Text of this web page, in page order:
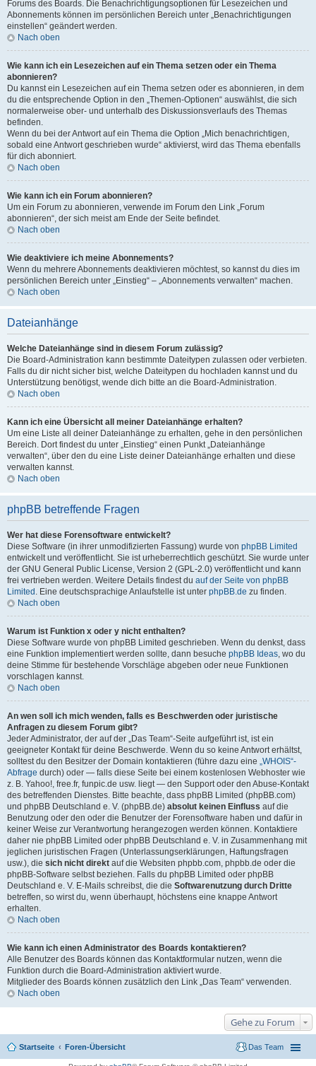
Forums des Boards. Die Benachrichtigungsoptionen für Lesezeichen und
Abonnements können im persönlichen Bereich unter „Benachrichtigungen
einstellen“ geändert werden.
Nach oben
Wie kann ich ein Lesezeichen auf ein Thema setzen oder ein Thema
abonnieren?
Du kannst ein Lesezeichen auf ein Thema setzen oder es abonnieren, in dem
du die entsprechende Option in den „Themen-Optionen“ auswählst, die sich
normalerweise ober- und unterhalb des Diskussionsverlaufs des Themas
befinden.
Wenn du bei der Antwort auf ein Thema die Option „Mich benachrichtigen,
sobald eine Antwort geschrieben wurde“ aktivierst, wird das Thema ebenfalls
für dich abonniert.
Nach oben
Wie kann ich ein Forum abonnieren?
Um ein Forum zu abonnieren, verwende im Forum den Link „Forum
abonnieren“, der sich meist am Ende der Seite befindet.
Nach oben
Wie deaktiviere ich meine Abonnements?
Wenn du mehrere Abonnements deaktivieren möchtest, so kannst du dies im
persönlichen Bereich unter „Einstieg“ – „Abonnements verwalten“ machen.
Nach oben
Dateianhänge
Welche Dateianhänge sind in diesem Forum zulässig?
Die Board-Administration kann bestimmte Dateitypen zulassen oder verbieten.
Falls du dir nicht sicher bist, welche Dateitypen du hochladen kannst und du
Unterstützung benötigst, wende dich bitte an die Board-Administration.
Nach oben
Kann ich eine Übersicht all meiner Dateianhänge erhalten?
Um eine Liste all deiner Dateianhänge zu erhalten, gehe in den persönlichen
Bereich. Dort findest du unter „Einstieg“ einen Punkt „Dateianhänge
verwalten“, über den du eine Liste deiner Dateianhänge erhalten und diese
verwalten kannst.
Nach oben
phpBB betreffende Fragen
Wer hat diese Forensoftware entwickelt?
Diese Software (in ihrer unmodifizierten Fassung) wurde von phpBB Limited
entwickelt und veröffentlicht. Sie ist urheberrechtlich geschützt. Sie wurde unter
der GNU General Public License, Version 2 (GPL-2.0) veröffentlicht und kann
frei vertrieben werden. Weitere Details findest du auf der Seite von phpBB
Limited . Eine deutschsprachige Anlaufstelle ist unter phpBB.de zu finden.
Nach oben
Warum ist Funktion x oder y nicht enthalten?
Diese Software wurde von phpBB Limited geschrieben. Wenn du denkst, dass
eine Funktion implementiert werden sollte, dann besuche phpBB Ideas, wo du
deine Stimme für bestehende Vorschläge abgeben oder neue Funktionen
vorschlagen kannst.
Nach oben
An wen soll ich mich wenden, falls es Beschwerden oder juristische
Anfragen zu diesem Forum gibt?
Jeder Administrator, der auf der „Das Team“-Seite aufgeführt ist, ist ein
geeigneter Kontakt für deine Beschwerde. Wenn du so keine Antwort erhältst,
solltest du den Besitzer der Domain kontaktieren (führe dazu eine „WHOIS“-
Abfrage durch) oder — falls diese Seite bei einem kostenlosen Webhoster wie
z. B. Yahoo!, free.fr, funpic.de usw. liegt — den Support oder den Abuse-Kontakt
des betreffenden Dienstes. Bitte beachte, dass phpBB Limited (phpBB.com)
und phpBB Deutschland e. V. (phpBB.de) absolut keinen Einfluss auf die
Benutzung oder den oder die Benutzer der Forensoftware haben und dafür in
keiner Weise zur Verantwortung herangezogen werden können. Kontaktiere
daher nie phpBB Limited oder phpBB Deutschland e. V. in Zusammenhang mit
jeglichen juristischen Fragen (Unterlassungserklärungen, Haftungsfragen
usw.), die sich nicht direkt auf die Websiten phpbb.com, phpbb.de oder die
phpBB-Software selbst beziehen. Falls du phpBB Limited oder phpBB
Deutschland e. V. E-Mails schreibst, die die Softwarenutzung durch Dritte
betreffen, so wirst du, wenn überhaupt, höchstens eine knappe Antwort
erhalten.
Nach oben
Wie kann ich einen Administrator des Boards kontaktieren?
Alle Benutzer des Boards können das Kontaktformular nutzen, wenn die
Funktion durch die Board-Administration aktiviert wurde.
Mitglieder des Boards können zusätzlich den Link „Das Team“ verwenden.
Nach oben
Gehe zu Forum
Startseite Foren-Übersicht Das Team